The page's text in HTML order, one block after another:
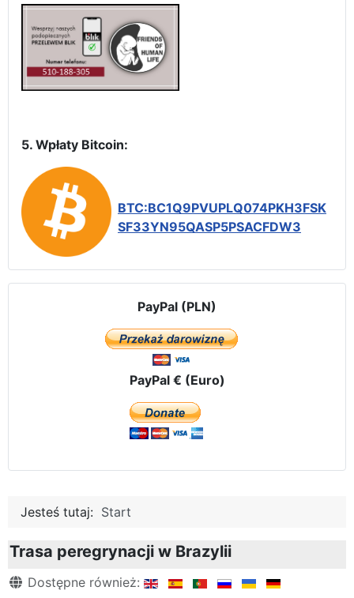
5. Wpłaty Bitcoin:
BTC:BC1Q9PVUPLQ074PKH3FSK
SF33YN95QASP5PSACFDW3
PayPal (PLN)
PayPal € (Euro)
Jesteś tutaj: Start
Trasa peregrynacji w Brazylii
Szczegóły
Dostępne również: